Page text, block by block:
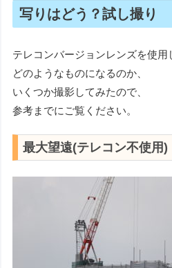
写りはどう？試し撮り
テレコンバージョンレンズを使用
どのようなものになるのか、
いくつか撮影してみたので、
参考までにご覧ください。
最大望遠(テレコン不使用)